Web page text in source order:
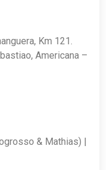
Km 121.
Americana –
& Mathias) |